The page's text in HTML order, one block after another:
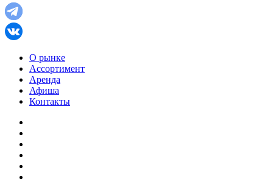
О рынке
Ассортимент
Аренда
Афиша
Контакты